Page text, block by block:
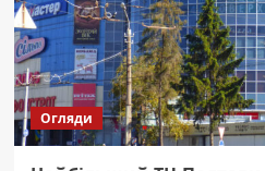
Огляди